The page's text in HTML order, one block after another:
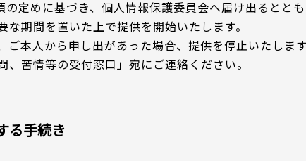
定めに基づき、個人情報保護委員会へ届け出るとと
期間を置いた上で提供を開始いたします。
ご本人から申し出があった場合、提供を停止いたしま
苦情等の受付窓口」宛にご連絡ください。
る手続き